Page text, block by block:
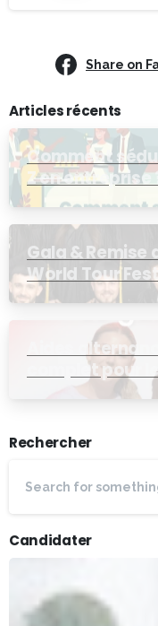
Share on
Articles récents
Comment
Z en
Afterwork RH !
Gala & Remise
World Tour
Aides
complet pour
Rechercher
Candidater